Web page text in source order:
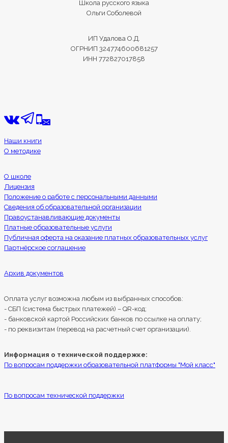
Школа русского языка
Ольги Соболевой
ИП Удалова О.Д.
ОГРНИП 324774600681257
ИНН 772827017858
Наши книги
О методике
О школе
Лицензия
Положение о работе с персональными данными
Сведения об образовательной организации
Правоустанавливающие документы
Платные образовательные услуги
Публичная оферта на оказание платных образовательных услуг
Партнёрское соглашение
Архив документов
Оплата услуг возможна любым из выбранных способов:
- СБП (система быстрых платежей) – QR-код;
- банковской картой Российских банков по ссылке на оплату;
- по реквизитам (перевод на расчетный счет организации).
Информация о технической поддержке:
По вопросам поддержки образовательной платформы "Мой класс"
По вопросам технической поддержки